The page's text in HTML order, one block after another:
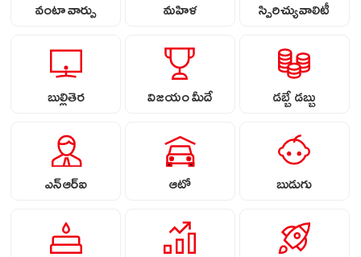
వంటా వార్పు మహిళ స్పిరిచ్యువాలిటీ
బుల్లితెర విజయం మీదే డబ్బే డబ్బు
ఎన్ఆర్ఐ ఆటో బుడుగు